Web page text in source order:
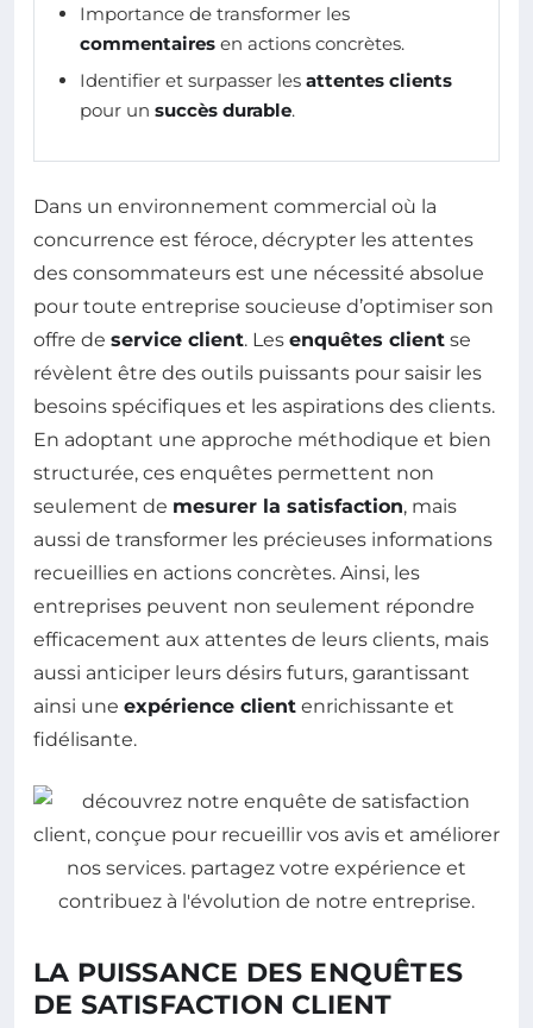
Importance de transformer les
commentaires en actions concrètes.
Identifier et surpasser les attentes clients
pour un succès durable.
Dans un environnement commercial où la
concurrence est féroce, décrypter les attentes
des consommateurs est une nécessité absolue
pour toute entreprise soucieuse d’optimiser son
offre de service client. Les enquêtes client se
révèlent être des outils puissants pour saisir les
besoins spécifiques et les aspirations des clients.
En adoptant une approche méthodique et bien
structurée, ces enquêtes permettent non
seulement de mesurer la satisfaction, mais
aussi de transformer les précieuses informations
recueillies en actions concrètes. Ainsi, les
entreprises peuvent non seulement répondre
efficacement aux attentes de leurs clients, mais
aussi anticiper leurs désirs futurs, garantissant
ainsi une expérience client enrichissante et
fidélisante.
LA PUISSANCE DES ENQUÊTES
DE SATISFACTION CLIENT